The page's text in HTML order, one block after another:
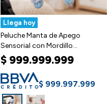
Llega hoy
Peluche Manta de Apego
Sensorial con Mordillo
Hipopótamo
$ 999.999.999
$ 999.997.999